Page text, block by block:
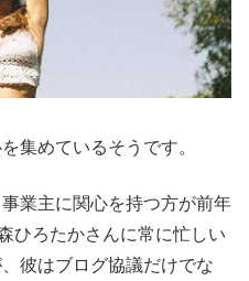
集めているそうです。
業主に関心を持つ方が前年
ひろたかさんに常に忙しい
彼はブログ協議だけでな